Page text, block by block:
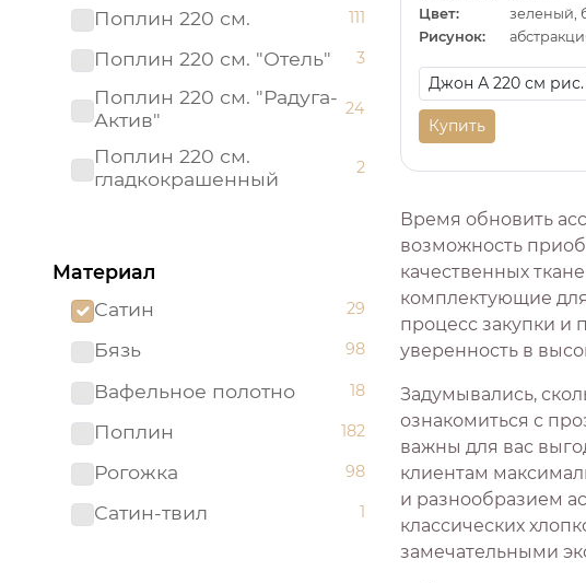
Поплин 220 см. 111
Поплин 220 см. "Отель" 3
Поплин 220 см. "Радуга-
Актив"
24
Поплин 220 см.
гладкокрашенный
2
Рогожка 150 см.
Сатин 220 см 19
Сатин 220 см.
Подростковый
гладкокрашенный
9
Сатин-твил 220 см 1
Материал
Сатин
29
Бязь 98
Вафельное полотно 18
Поплин 182
Рогожка 98
Сатин-твил 1
Цвет:
зеленый,
Рисунок:
Купить
Время обновить
возможность
качественных
комплектующие
процесс закупки и
уверенность в
Задумывались,
ознакомиться с
важны для вас
клиентам
и разнообразием
классических
замечательными